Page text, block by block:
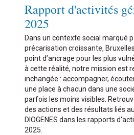
Rapport d'activités
2025
Dans un contexte social marqué
précarisation croissante,
point d’ancrage pour les plus
à cette réalité, notre mission est
inchangée : accompagner,
une place à chacun dans une
parfois les moins visibles.
des actions et des résultats liés
DIOGENES dans les rapports
2025.